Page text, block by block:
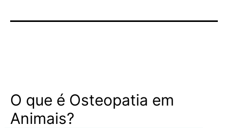
O que é Osteopatia em
Animais?